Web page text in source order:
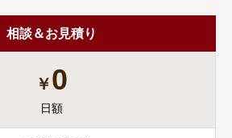
相談＆お見積り
￥0
日額